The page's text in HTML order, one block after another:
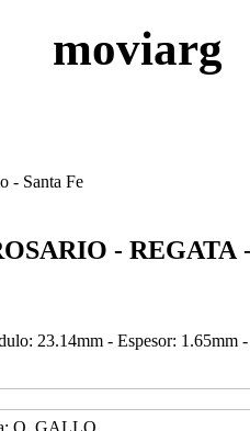
moviarg
- Santa Fe
- REGATA
23.14mm - Espesor: 1.65mm
O. GALLO